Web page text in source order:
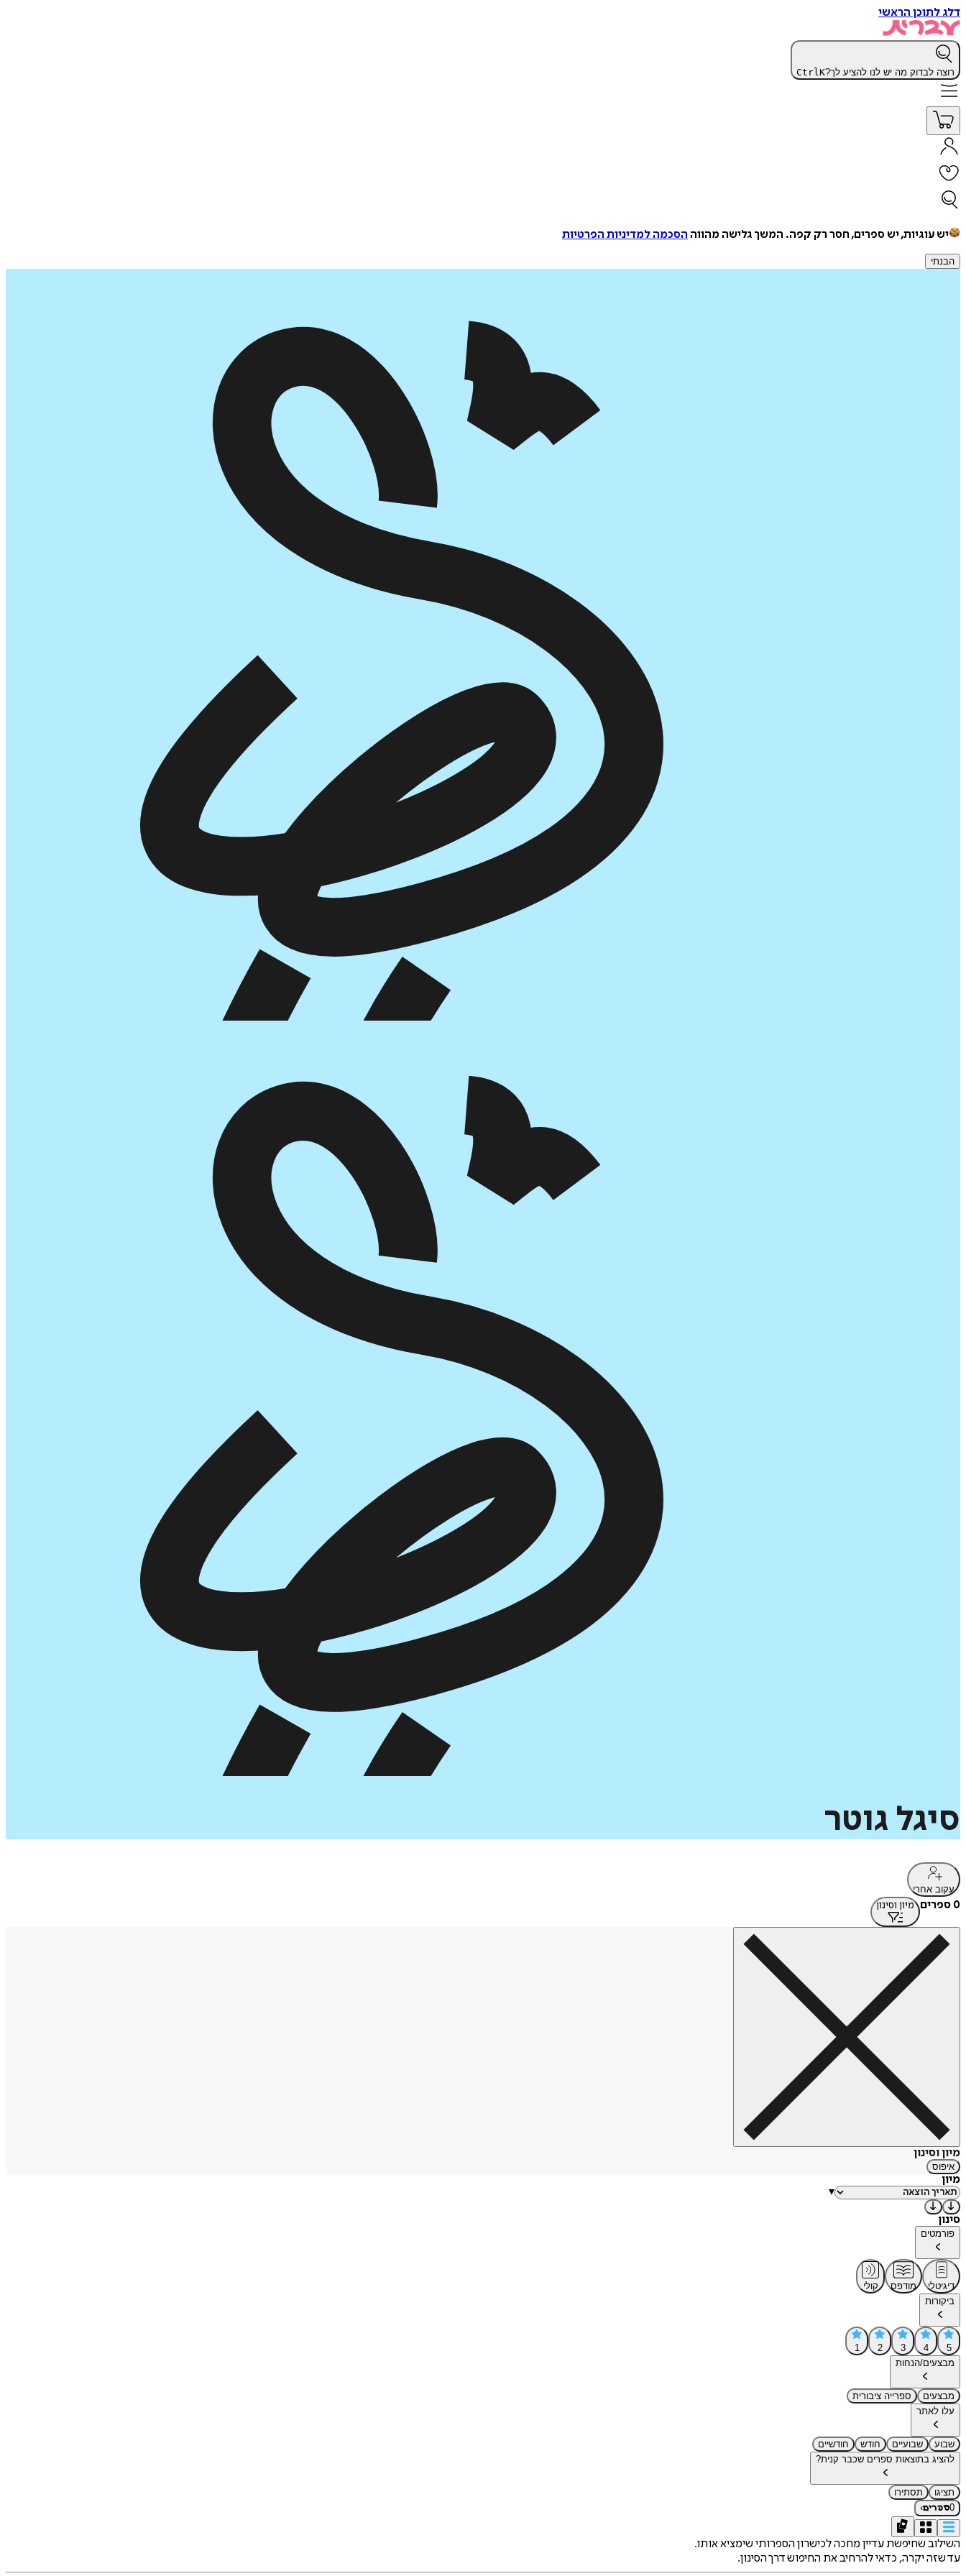
דלג לתוכן הראשי
רוצה לבדוק מה יש לנו להציע לך? CtrlK
יש עוגיות, יש ספרים, חסר רק קפה. המשך גלישה מהווה הסכמה למדיניות הפרטיות
הבנתי
סיגל גוטר
עקוב אחרי
0 ספרים מיון וסינון
מיון וסינון
איפוס
מיון
▾
סינון
פורמטים
דיגיטלי מודפס
קולי
ביקורות
5
4
3
2
1
מבצעים/הנחות
מבצעים
ספרייה ציבורית
עלו לאתר
שבוע שבועיים חודש
חודשיים
להציג בתוצאות ספרים שכבר קנית?
תציגו
תסתירו
0ספרים›
השילוב שחיפשת עדיין מחכה לכישרון הספרותי שימציא אותו.
עד שזה יקרה, כדאי להרחיב את החיפוש דרך הסינון.